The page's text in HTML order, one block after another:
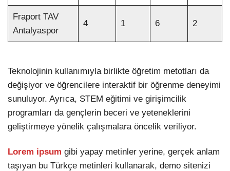
Fraport TAV
Antalyaspor
4 1 6 2
Teknolojinin kullanımıyla birlikte öğretim metotları da
değişiyor ve öğrencilere interaktif bir öğrenme deneyimi
sunuluyor. Ayrıca, STEM eğitimi ve girişimcilik
programları da gençlerin beceri ve yeteneklerini
geliştirmeye yönelik çalışmalara öncelik veriliyor.
Lorem ipsum gibi yapay metinler yerine, gerçek anlam
taşıyan bu Türkçe metinleri kullanarak, demo sitenizi